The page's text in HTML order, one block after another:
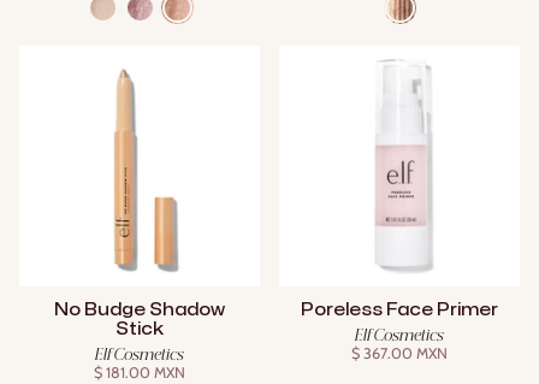
No Budge Shadow
Stick
Elf Cosmetics
$ 181.00 MXN
Poreless Face Primer
Elf Cosmetics
$ 367.00 MXN